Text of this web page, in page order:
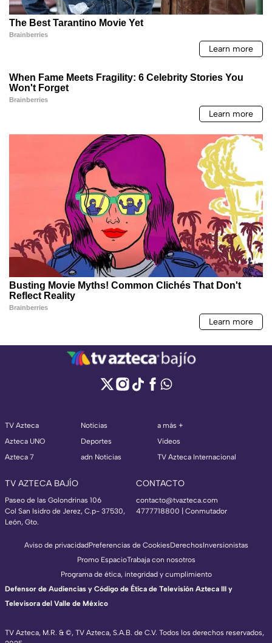
TV Azteca
Azteca UNO
Azteca 7
Noticias
Deportes
adn Noticias
a más +
Videos
TV Azteca Internacional
TV AZTECA BAJÍO
Paseo de las Golondrinas 106
Col San Isidro de Jerez, C.p- 37530,
León, Gto.
CONTACTO
contacto@tvazteca.com
4777718800 | Conmutador
TV Azteca, M.R. & ©, TV Azteca, S.A.B. de C.V. Todos los derechos reservados,
Aviso de privacidadPreferencias de CookiesDerechosInversionistas
Promo EspacioTrabaja con nosotros
Programa de ética, integridad y cumplimiento
Defensor de Audiencias y Código de Ética de Televisión Azteca III y
Televisora del Valle de México